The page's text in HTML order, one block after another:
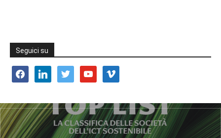
Seguici su
facebooklinkedin twitter youtube vimeo